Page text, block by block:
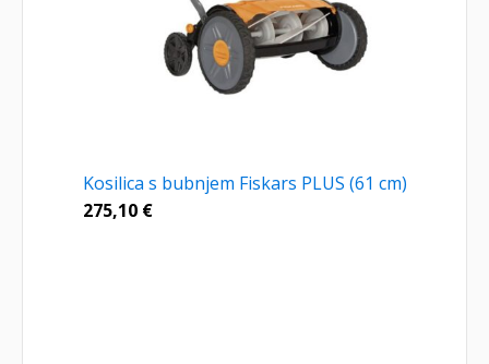
Kosilica s bubnjem Fiskars PLUS (61 cm)
275,10 €